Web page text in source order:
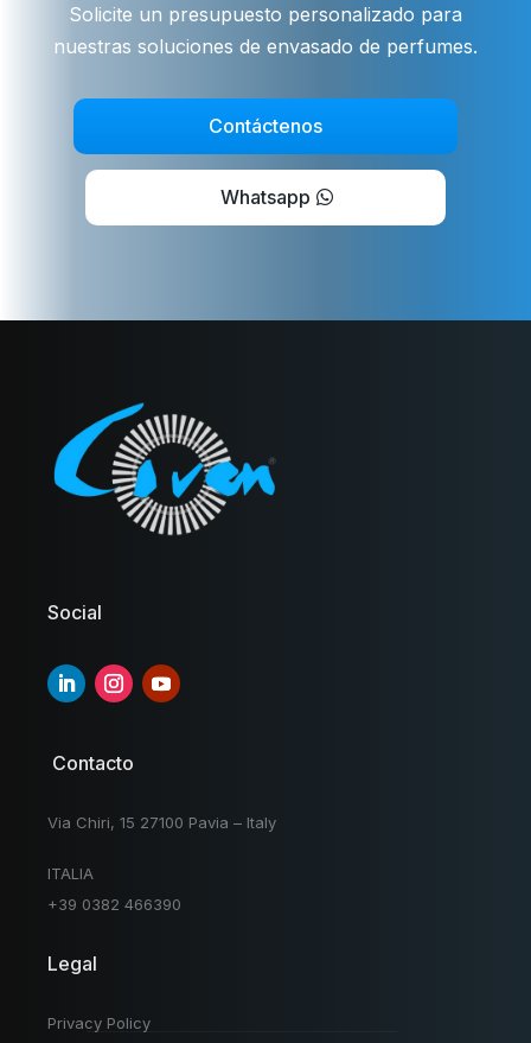
Solicite un presupuesto personalizado para
nuestras soluciones de envasado de perfumes.
Contáctenos
Whatsapp
Social
Contacto
Via Chiri, 15 27100 Pavia – Italy
ITALIA
+39 0382 466390
Legal
Privacy Policy